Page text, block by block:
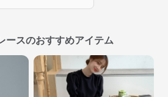
ースのおすすめアイテム